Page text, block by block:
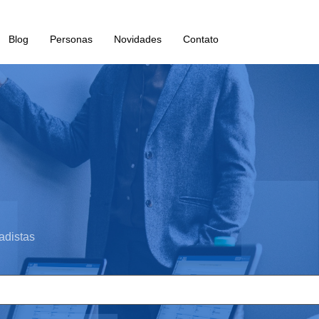
Blog Personas Novidades Contato